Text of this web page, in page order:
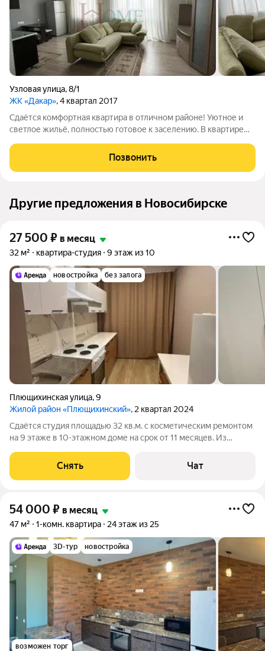
Узловая улица,8/1
ЖК «Дакар», 4 квартал 2017
Сдаётся комфортная квартира в отличном районе! Уютное и
светлое жильё, полностью готовое к заселению. В квартире
мебель, техника и функциональная планировка. Приглашаем к
просмотру! Арт. 135958952
Позвонить
Другие предложения в Новосибирске
27 500 ₽ в месяц
32 м² квартира-студия 9 этаж из 10
новостройка без залога
Плющихинская улица,9
Жилой район «Плющихинский», 2 квартал 2024
Сдаётся студия площадью 32 кв.м. с косметическим ремонтом
на 9 этаже в 10-этажном доме на срок от 11 месяцев. Из
Холодильник Бойлер В ванной комнате тёплый пол. Дом -
панельный, окна выходят
Снять Чат
54 000 ₽ в месяц
47 м² 1-комн. квартира 24 этаж из 25
3D-тур новостройка
возможен торг